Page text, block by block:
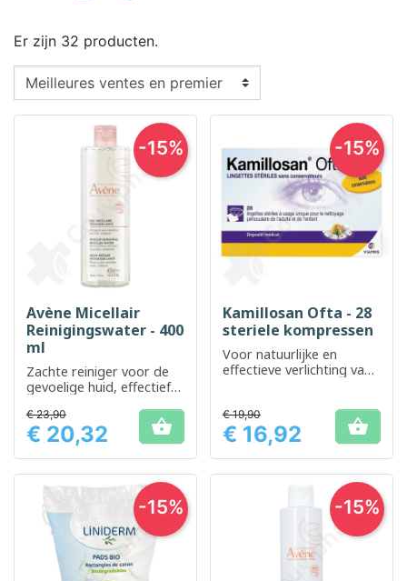
Er zijn 32 producten.
Avène Micellair
Reinigingswater - 400
ml
Zachte reiniger voor de
gevoelige huid, effectief
make-up en het zuiveren
Prijs
€ 23,90
€ 20,32 
-15%
Kamillosan Ofta - 28
steriele kompressen
Voor natuurlijke en
effectieve verlichting van
Prijs
€ 19,90
€ 16,92 
-15%
-15% -15%